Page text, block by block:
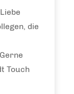
die
Touch